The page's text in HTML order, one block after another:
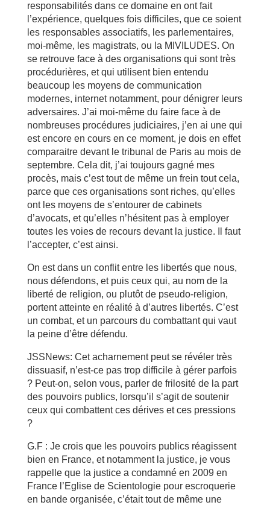
responsabilités dans ce domaine en ont fait
l’expérience, quelques fois difficiles, que ce soient
les responsables associatifs, les parlementaires,
moi-même, les magistrats, ou la MIVILUDES. On
se retrouve face à des organisations qui sont très
procédurières, et qui utilisent bien entendu
beaucoup les moyens de communication
modernes, internet notamment, pour dénigrer leurs
adversaires. J’ai moi-même du faire face à de
nombreuses procédures judiciaires, j’en ai une qui
est encore en cours en ce moment, je dois en effet
comparaitre devant le tribunal de Paris au mois de
septembre. Cela dit, j’ai toujours gagné mes
procès, mais c’est tout de même un frein tout cela,
parce que ces organisations sont riches, qu’elles
ont les moyens de s’entourer de cabinets
d’avocats, et qu’elles n’hésitent pas à employer
toutes les voies de recours devant la justice. Il faut
l’accepter, c’est ainsi.
On est dans un conflit entre les libertés que nous,
nous défendons, et puis ceux qui, au nom de la
liberté de religion, ou plutôt de pseudo-religion,
portent atteinte en réalité à d’autres libertés. C’est
un combat, et un parcours du combattant qui vaut
la peine d’être défendu.
JSSNews: Cet acharnement peut se révéler très
dissuasif, n’est-ce pas trop difficile à gérer parfois
? Peut-on, selon vous, parler de frilosité de la part
des pouvoirs publics, lorsqu’il s’agit de soutenir
ceux qui combattent ces dérives et ces pressions
?
G.F : Je crois que les pouvoirs publics réagissent
bien en France, et notamment la justice, je vous
rappelle que la justice a condamné en 2009 en
France l’Eglise de Scientologie pour escroquerie
en bande organisée, c’était tout de même une